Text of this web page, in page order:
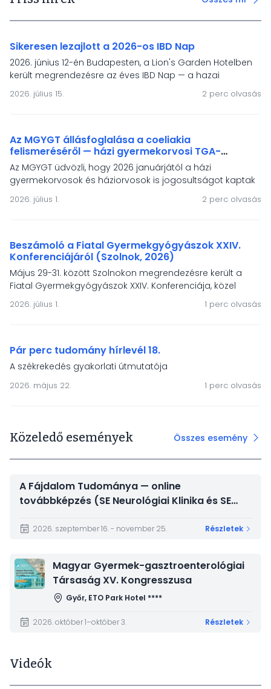
Sikeresen lezajlott a 2026-os IBD Nap
2026. június 12-én Budapesten, a Lion's Garden Hotelben
került megrendezésre az éves IBD Nap — a hazai
gyermek-gasztroenterológiai IBD-ellátás és a HUPIR
regiszter önkéntes töltőinek fóruma. A rendezvény
életminőségének támogatása állt.
2026. július 15. 2 perc olvasás
Az MGYGT állásfoglalása a coeliakia
felismeréséről — házi gyermekorvosi TGA-
vizsgálati jogosultság és a népességszűrés
igénye
Az MGYGT üdvözli, hogy 2026 januárjától a házi
gyermekorvosok és háziorvosok is jogosultságot kaptak
a szöveti transzglutamináz elleni antitest vizsgálat
elvégeztetésére coeliakia gyanú esetén. Állásfoglalásunk
épülő népességszűrés szükséges.
2026. július 1. 2 perc olvasás
Beszámoló a Fiatal Gyermekgyógyászok XXIV.
Konferenciájáról (Szolnok, 2026)
Május 29-31. között Szolnokon megrendezésre került a
Fiatal Gyermekgyógyászok XXIV. Konferenciája, közel
kétszáz résztvevővel és 90 szakmai előadással. Az MGYGT
két díjat ajánlott fel a legkiválóbb előadóknak – a
Géza Kórház).
2026. július 1. 1 perc olvasás
Pár perc tudomány hírlevél 18.
A székrekedés gyakorlati útmutatója
2026. május 22. 1 perc olvasás
Közeledő események
A Fájdalom Tudománya — online
továbbképzés (SE Neurológiai Klinika és SE
2026. szeptember 16. - november 25. Részletek
Kép
Magyar Gyermek-gasztroenterológiai
Társaság XV. Kongresszusa
Győr, ETO Park Hotel ****
2026. október 1–október 3. Részletek
Összes esemény
Videók